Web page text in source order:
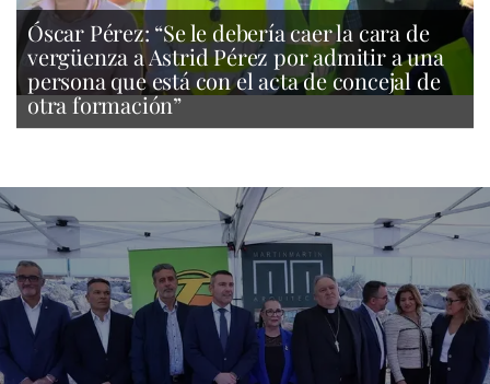
Óscar Pérez: “Se le debería caer la cara de
vergüenza a Astrid Pérez por admitir a una
persona que está con el acta de concejal de
otra formación”